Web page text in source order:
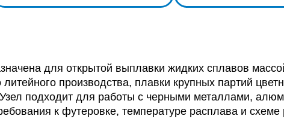
для открытой выплавки жидких сплавов
производства, плавки крупных партий
подходит для работы с черными металлами,
к футеровке, температуре расплава и схеме